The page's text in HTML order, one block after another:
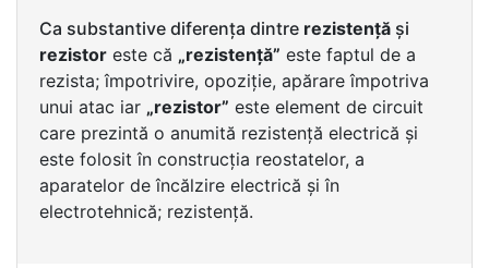
Ca substantive diferența dintre rezistență și
rezistor este că „rezistență” este faptul de a
rezista; împotrivire, opoziție, apărare împotriva
unui atac iar „rezistor” este element de circuit
care prezintă o anumită rezistență electrică și
este folosit în construcția reostatelor, a
aparatelor de încălzire electrică și în
electrotehnică; rezistență.